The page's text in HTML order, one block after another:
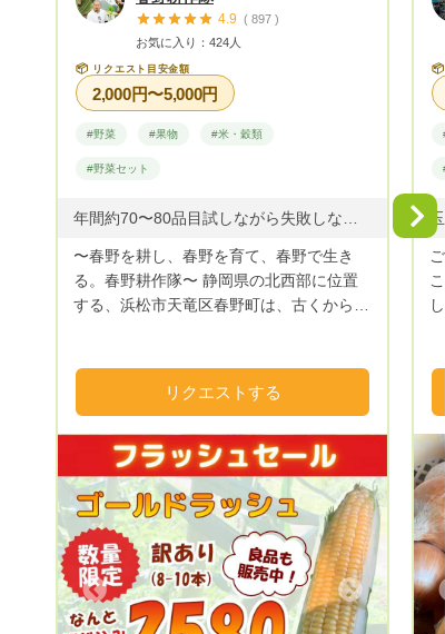
3500
1400円
4.9 ( 897 )
お気に入り：424人
📦 リクエスト目安金額
2,000円〜5,000円
#野菜 #果物 #米・穀類
#野菜セット
年間約70〜80品目試しながら失敗しながら成功しながら
〜春野を耕し、春野を育て、春野で生き
る。春野耕作隊〜 静岡県の北西部に位置
する、浜松市天竜区春野町は、古くから銘
受け、多くの田畑が耕作放棄地となってき
ました。 そこで、春野町出身の若手農家
同で、現状を打破しようと結成したのが春
野耕作隊です。 耕作放棄地となった田畑
を借り受け、園地を整備し、農産物の栽培
をしています。 農業から春野町に再び活
気を！景観の良い田舎町を！雇用、移住促
進を！ 様々なテーマを軸に活動していま
す。 山間地は、昼夜の温度差が大きく、
植物に適度なストレスを与えてくれるた
リクエストする
Next
📦
Previous
Next